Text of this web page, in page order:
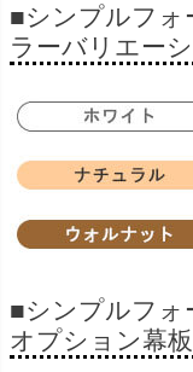
■シンプルフ
ラーバリエー
■シンプルフ
オプション幕板